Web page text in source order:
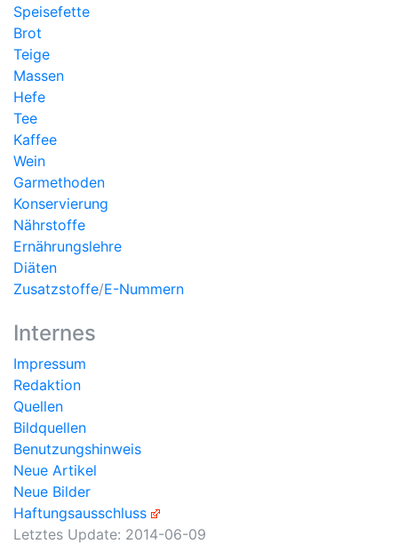
Speisefette
Brot
Teige
Massen
Hefe
Tee
Kaffee
Wein
Garmethoden
Konservierung
Nährstoffe
Ernährungslehre
Diäten
Zusatzstoffe/E-Nummern
Internes
Impressum
Redaktion
Quellen
Bildquellen
Benutzungshinweis
Neue Artikel
Neue Bilder
Haftungsausschluss
Letztes Update: 2014-06-09